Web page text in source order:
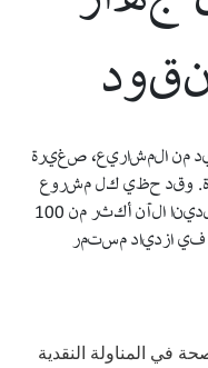
من المشاريع، صغيرة
وقد حظي كل مشروع
بتقييمات إيجابية من عملائنا. لدينا الآن أكثر من 100
في المناولة النقدية